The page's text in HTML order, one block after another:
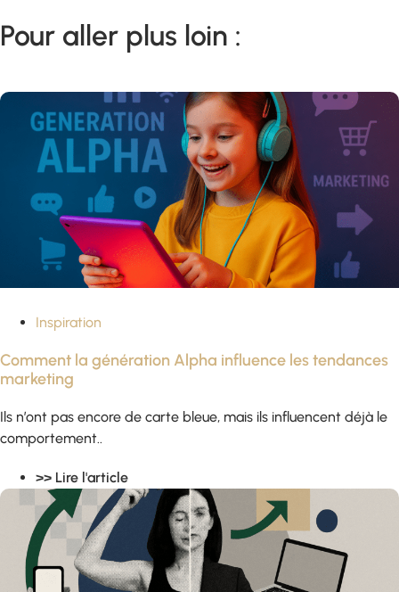
Pour aller plus loin :
Inspiration
Comment la génération Alpha influence les tendances
marketing
Ils n’ont pas encore de carte bleue, mais ils influencent déjà le
comportement..
>> Lire l'article